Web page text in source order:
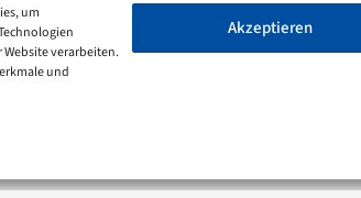
um
verarbeiten.
und
Akzeptieren